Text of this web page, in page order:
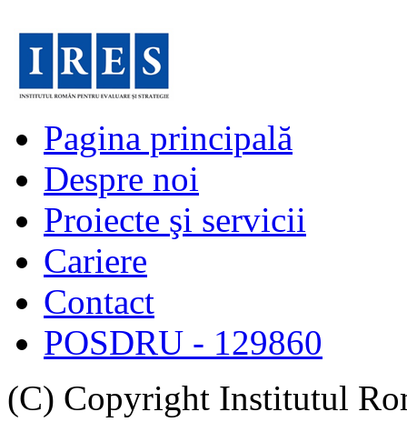
Pagina principală
Despre noi
Proiecte şi servicii
Cariere
Contact
POSDRU - 129860
(C) Copyright Institutul